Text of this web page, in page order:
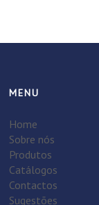
MENU
Home
Sobre nós
Produtos
Catálogos
Contactos
Sugestões